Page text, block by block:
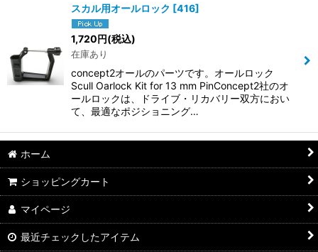
スカル用オールロック [416]
1,720円(税込)
在庫あり
concept2オールのパーツです。オールロック
Scull Oarlock Kit for 13 mm PinConcept2社のオ
ールロックは、ドライブ・リカバリー双方におい
て、最適なポジショニング…
ホーム
ショッピングカート
マイページ
最近チェックしたアイテム